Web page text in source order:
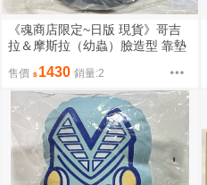
《魂商店限定~日版 現貨》哥吉
拉＆摩斯拉（幼蟲）臉造型 靠墊
選一）（全新未拆封）
售價 1430 銷量:2